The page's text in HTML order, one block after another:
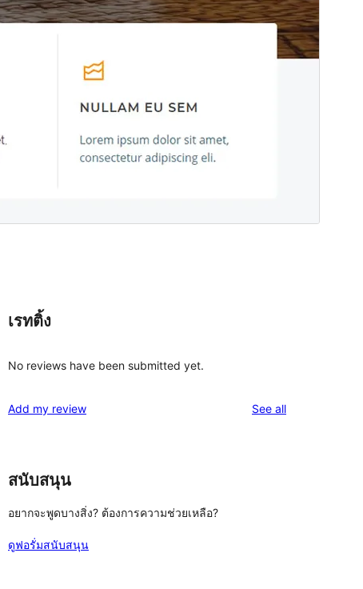
เรทติ้ง
No reviews have been submitted yet.
Add my review See allreviews
สนับสนุน
อยากจะพูดบางสิ่ง? ต้องการความช่วยเหลือ?
ดูฟอรั่มสนับสนุน